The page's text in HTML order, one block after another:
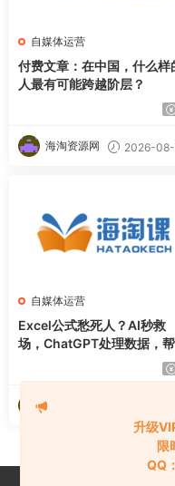
自媒体运营
付费文章：在中国，什么样
人最有可能跨越阶层？
海淘资源网 2026-
自媒体运营
Excel公式愁死人？AI秒救
场，ChatGPT处理数据，帮
甩枯燥办公，摸鱼时间直接
倍【原创双语字幕】
海淘资源网
升级
限
QQ